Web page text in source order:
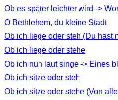
Ob es später leichter wird ->
O Bethlehem, du kleine Stadt
Ob ich liege oder steh (Du hast
Ob ich liege oder stehe
Ob ich nun laut singe -> Eines
Ob ich sitze oder steh
Ob ich sitze oder stehe (Von